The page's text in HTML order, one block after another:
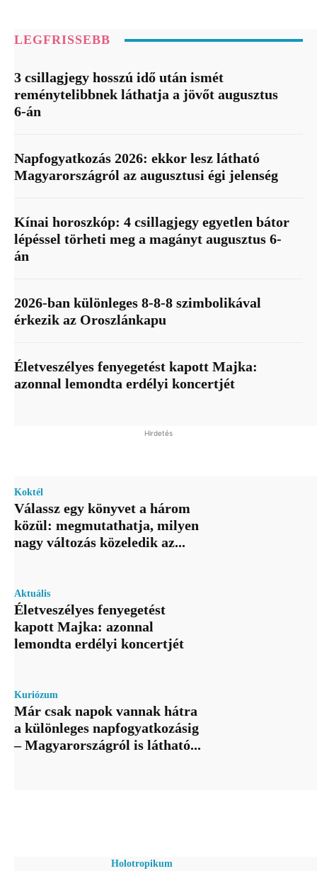
LEGFRISSEBB
3 csillagjegy hosszú idő után ismét
reménytelibbnek láthatja a jövőt augusztus
6-án
Napfogyatkozás 2026: ekkor lesz látható
Magyarországról az augusztusi égi jelenség
Kínai horoszkóp: 4 csillagjegy egyetlen bátor
lépéssel törheti meg a magányt augusztus 6-
án
2026-ban különleges 8-8-8 szimbolikával
érkezik az Oroszlánkapu
Életveszélyes fenyegetést kapott Majka:
azonnal lemondta erdélyi koncertjét
Hirdetés
Koktél
Válassz egy könyvet a három
közül: megmutathatja, milyen
nagy változás közeledik az...
Aktuális
Életveszélyes fenyegetést
kapott Majka: azonnal
lemondta erdélyi koncertjét
Kuriózum
Már csak napok vannak hátra
a különleges napfogyatkozásig
– Magyarországról is látható...
Holotropikum